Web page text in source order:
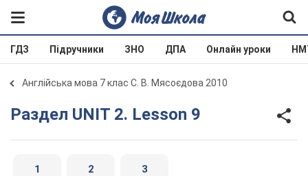
ГДЗ Підручники ЗНО ДПА Онлайн уроки
Англійська мова 7 клас С. В. Мясоєдова 2010
Раздел UNIT 2. Lesson 9
1 2 3